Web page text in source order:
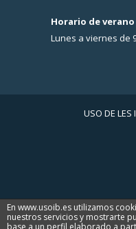
Horario de
Lunes a viernes de
USO DE LES
En www.usoib.es utilizamos
nuestros servicios y mostrarte
base a un perfil elaborado a